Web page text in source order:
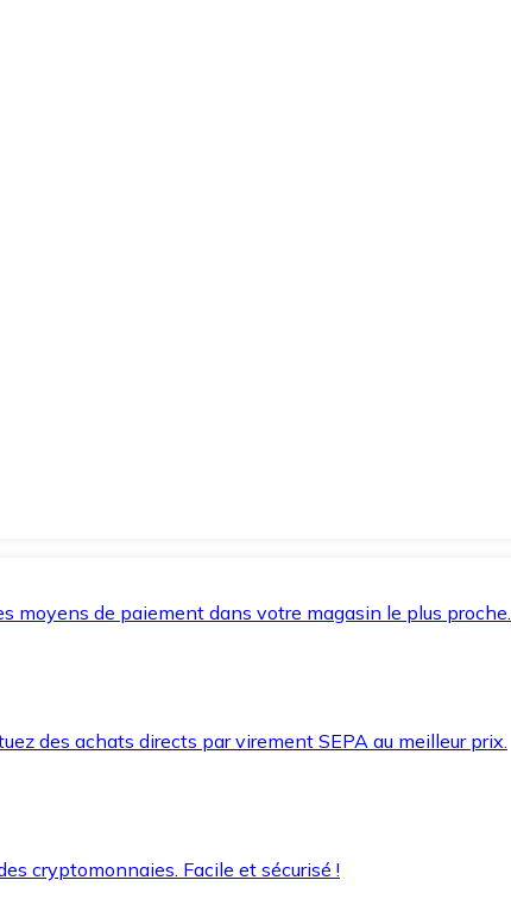
moyens de paiement dans votre magasin le plus proche.
des achats directs par virement SEPA au meilleur prix.
cryptomonnaies. Facile et sécurisé !